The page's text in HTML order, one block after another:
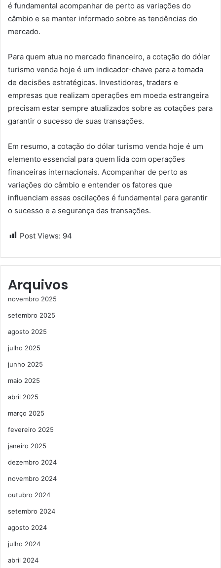
é fundamental acompanhar de perto as variações do
câmbio e se manter informado sobre as tendências do
mercado.
Para quem atua no mercado financeiro, a cotação do dólar
turismo venda hoje é um indicador-chave para a tomada
de decisões estratégicas. Investidores, traders e
empresas que realizam operações em moeda estrangeira
precisam estar sempre atualizados sobre as cotações para
garantir o sucesso de suas transações.
Em resumo, a cotação do dólar turismo venda hoje é um
elemento essencial para quem lida com operações
financeiras internacionais. Acompanhar de perto as
variações do câmbio e entender os fatores que
influenciam essas oscilações é fundamental para garantir
o sucesso e a segurança das transações.
Post Views: 94
Arquivos
novembro 2025
setembro 2025
agosto 2025
julho 2025
junho 2025
maio 2025
abril 2025
março 2025
fevereiro 2025
janeiro 2025
dezembro 2024
novembro 2024
outubro 2024
setembro 2024
agosto 2024
julho 2024
abril 2024